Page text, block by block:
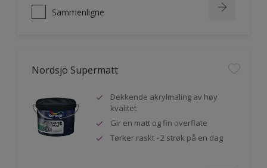
Sammenligne
Nordsjö Supermatt
Dekkende akrylmaling av høy
kvalitet
Gir en matt og fin overflate
Tørker raskt - 2 strøk på en dag